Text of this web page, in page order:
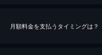
※40％ポイント還元の対象は、クレジッ
iOSアプリのUコイン決済による作品
月額料金を支払うタイミングは？